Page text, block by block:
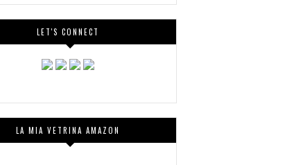
LET'S CONNECT
LA MIA VETRINA AMAZON